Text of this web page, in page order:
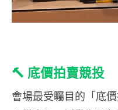
🔨 底價拍賣競投
會場最受矚目的「底